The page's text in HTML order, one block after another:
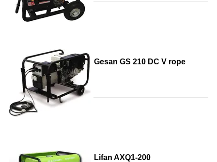
Gesan GS 210 DC V rope
Lifan AXQ1-200